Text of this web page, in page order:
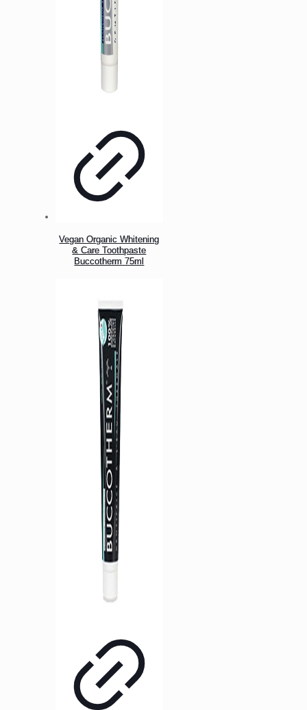
Vegan Organic Whitening
& Care Toothpaste
Buccotherm 75ml